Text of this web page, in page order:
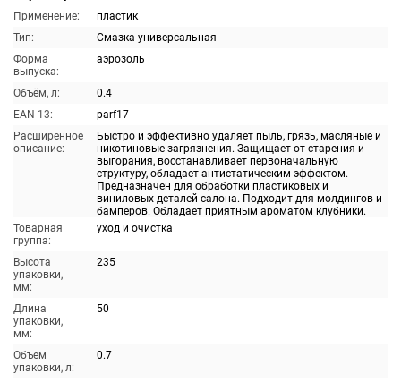
Применение:
пластик
Тип:
Смазка универсальная
Форма
выпуска:
аэрозоль
Объём, л:
0.4
EAN-13:
parf17
Расширенное
описание:
Быстро и эффективно удаляет пыль, грязь, масляные и
никотиновые загрязнения. Защищает от старения и
выгорания, восстанавливает первоначальную
структуру, обладает антистатическим эффектом.
Предназначен для обработки пластиковых и
виниловых деталей салона. Подходит для молдингов и
бамперов. Обладает приятным ароматом клубники.
Товарная
группа:
уход и очистка
Высота
упаковки,
мм:
235
Длина
упаковки,
мм:
50
Объем
упаковки, л:
0.7